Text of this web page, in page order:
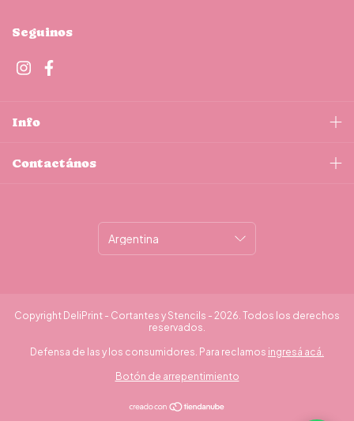
Seguinos
Info
Contactános
Copyright DeliPrint - Cortantes y Stencils - 2026. Todos los derechos
reservados.
Defensa de las y los consumidores. Para reclamos ingresá acá.
Botón de arrepentimiento